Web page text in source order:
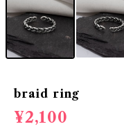
braid ring
¥2,100